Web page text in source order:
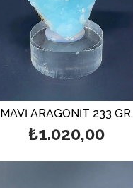
MAVİ ARAGONİT 233 GR.
₺1.020,00